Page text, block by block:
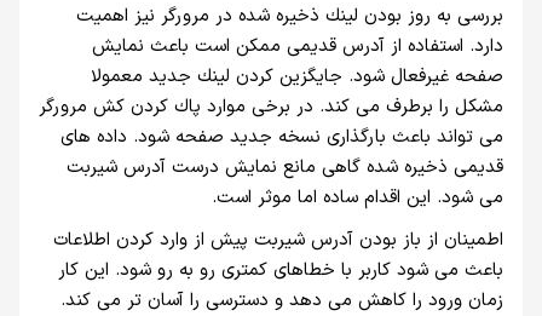
بررسی به روز بودن لينك ذخيره شده در مرورگر نيز اهميت
دارد. استفاده از آدرس قديمی ممكن است باعث نمايش
صفحه غيرفعال شود. جايگزين كردن لينك جديد معمولا
مشكل را برطرف می كند. در برخی موارد پاك كردن كش مرورگر
می تواند باعث بارگذاری نسخه جديد صفحه شود. داده های
قديمی ذخيره شده گاهی مانع نمايش درست آدرس شيربت
می شود. اين اقدام ساده اما موثر است.
اطمينان از باز بودن آدرس شيربت پيش از وارد كردن اطلاعات
باعث می شود كاربر با خطاهای كمتری رو به رو شود. اين كار
زمان ورود را كاهش می دهد و دسترسی را آسان تر می كند.